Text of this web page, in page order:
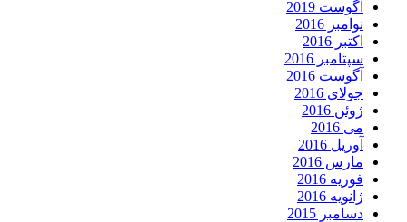
آگوست 2019
نوامبر 2016
اکتبر 2016
سپتامبر 2016
آگوست 2016
جولای 2016
ژوئن 2016
می 2016
آوریل 2016
مارس 2016
فوریه 2016
ژانویه 2016
دسامبر 2015